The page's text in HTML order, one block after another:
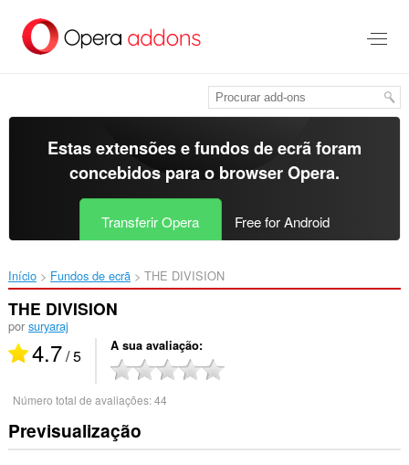
para
Estas extensões e fundos de ecrã foram
concebidos para o browser Opera.
Transferir Opera Free for Android
Início Fundos de ecrã THE DIVISION‎
THE DIVISION
por suryaraj
4.7/ 5 A sua avaliação
Número total de avaliações:44
Previsualização